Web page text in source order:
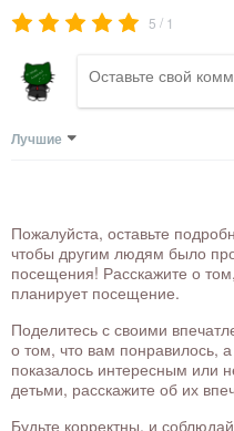
5 / 1
Лучшие
Пожалуйста, оставьте
чтобы другим людям было
посещения! Расскажите о
планирует посещение.
Поделитесь с своими
о том, что вам понравилось,
показалось интересным или
детьми, расскажите об их
Будьте корректны, и